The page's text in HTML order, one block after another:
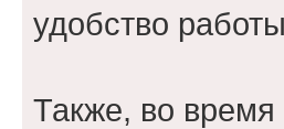
удобство
Также, во